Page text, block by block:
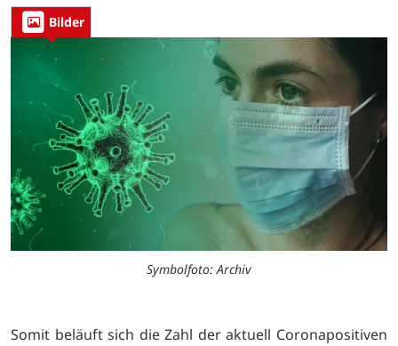
Bilder
Symbolfoto: Archiv
Somit beläuft sich die Zahl der aktuell Coronapositiven